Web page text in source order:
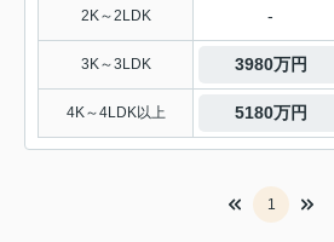
2K～2LDK -
3K～3LDK 3980万円
4K～4LDK以上 5180万円
1